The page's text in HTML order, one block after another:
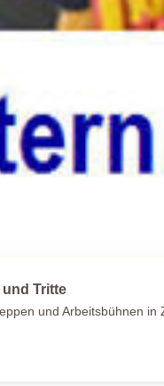
Tritte
und Arbeitsbühnen in